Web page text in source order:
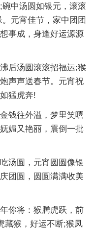
中汤圆如银元，滚滚
元宵佳节，家中团团
事成，身逢好运源源
后汤圆滚滚招福运;猴
声声送春节。元宵祝
猛虎奔!
钱往外溢，梦里笑嘻
媚又艳丽，震倒一批
汤圆，元宵圆圆像银
团圆，圆圆满满收美
你将：猴腾虎跃，前
藏猴，好运不断;猴凤